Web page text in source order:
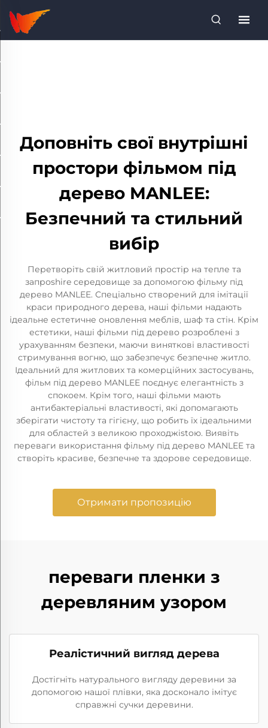
Доповніть свої внутрішні
простори фільмом під
дерево MANLEE:
Безпечний та стильний
вибір
Перетворіть свій житловий простір на тепле та
запроshire середовище за допомогою фільму під
дерево MANLEE. Спеціально створений для імітації
краси природного дерева, наші фільми надають
ідеальне естетичне оновлення меблів, шаф та стін. Крім
естетики, наші фільми під дерево розроблені з
урахуванням безпеки, маючи виняткові властивості
стримування вогню, що забезпечує безпечне житло.
Ідеальний для житлових та комерційних застосувань,
фільм під дерево MANLEE поєднує елегантність з
спокоем. Крім того, наші фільми мають
антибактеріальні властивості, які допомагають
зберігати чистоту та гігієну, що робить їх ідеальними
для областей з великою проходжistoю. Виявіть
переваги використання фільму під дерево MANLEE та
створіть красиве, безпечне та здорове середовище.
Отримати пропозицію
переваги пленки з
деревляним узором
Реалістичний вигляд дерева
Достігніть натурального вигляду деревини за
допомогою нашої плівки, яка досконало імітує
справжні сучки деревини.